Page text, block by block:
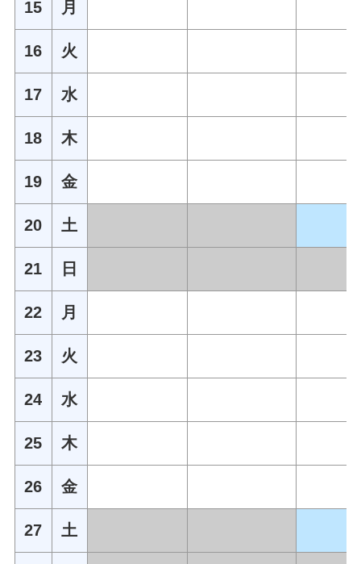
15 月
16 火
17 水
18 木
19 金
20 土
21 日
22 月
23 火
24 水
25 木
26 金
27 土